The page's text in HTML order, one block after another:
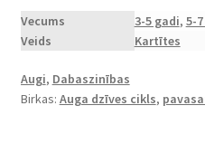
cikls”
daudzums
Vecums 3-5 gadi, 5-
Veids
Kartītes
Augi, Dabaszinības
Birkas: Auga dzīves cikls,